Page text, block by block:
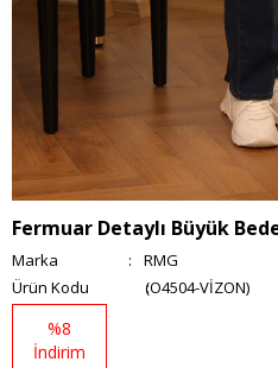
Fermuar Detaylı Büyük
Marka :
RMG
(O4504-VİZON)
%8
İndirim